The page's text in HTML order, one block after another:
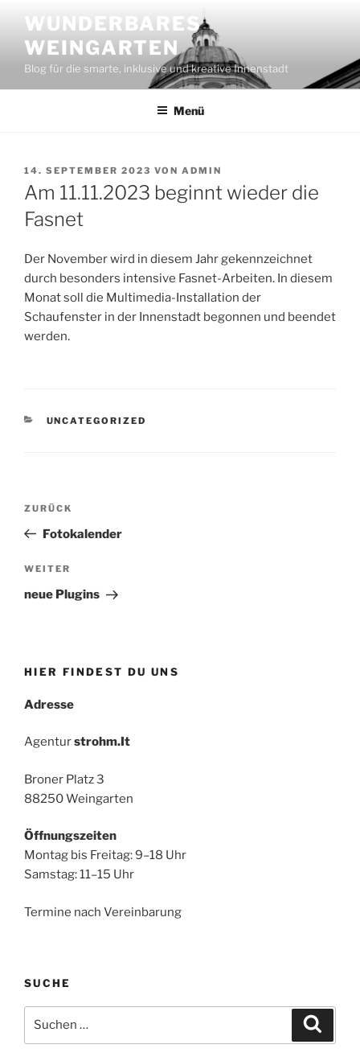
Inhalt
springen
WUNDERBARES
WEINGARTEN
Blog für die smarte, inklusive und kreative Innenstadt
Menü
VERÖFFENTLICHT
AM
14. SEPTEMBER 2023 VON ADMIN
Am 11.11.2023 beginnt wieder die
Fasnet
Der November wird in diesem Jahr gekennzeichnet
durch besonders intensive Fasnet-Arbeiten. In diesem
Monat soll die Multimedia-Installation der
Schaufenster in der Innenstadt begonnen und beendet
werden.
KATEGORIEN
UNCATEGORIZED
Beitrags-
Vorheriger
Beitrag
ZURÜCK
Fotokalender
Nächster
Beitrag
WEITER
neue Plugins
HIER FINDEST DU UNS
Adresse
Agenturstrohm.It
Broner Platz 3
88250 Weingarten
Öffnungszeiten
Montag bis Freitag: 9–18 Uhr
Samstag: 11–15 Uhr
Termine nach Vereinbarung
SUCHE
nach: